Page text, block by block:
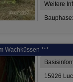
Weitere
Wachküssen ***
15926